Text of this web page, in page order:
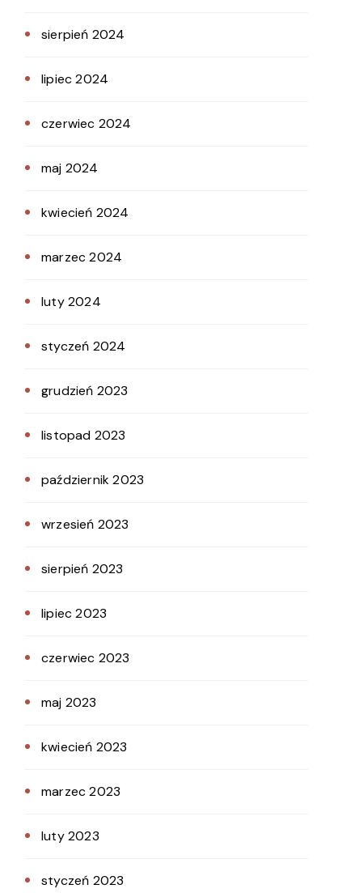
sierpień 2024
lipiec 2024
czerwiec 2024
maj 2024
kwiecień 2024
marzec 2024
luty 2024
styczeń 2024
grudzień 2023
listopad 2023
październik 2023
wrzesień 2023
sierpień 2023
lipiec 2023
czerwiec 2023
maj 2023
kwiecień 2023
marzec 2023
luty 2023
styczeń 2023